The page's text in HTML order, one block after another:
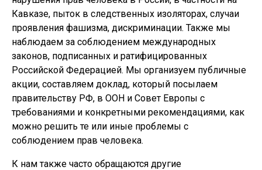
Кавказе, пыток в следственных изоляторах, случаи
проявления фашизма, дискриминации. Также мы
наблюдаем за соблюдением международных
законов, подписанных и ратифицированных
Российской Федерацией. Мы организуем публичные
акции, составляем доклад, который посылаем
правительству РФ, в ООН и Совет Европы с
требованиями и конкретными рекомендациями, как
можно решить те или иные проблемы с
соблюдением прав человека.
К нам также часто обращаются другие